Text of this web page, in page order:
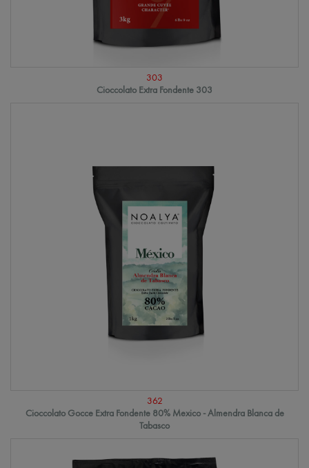
303
Cioccolato Extra Fondente 303
362
Cioccolato Gocce Extra Fondente 80% Mexico - Almendra Blanca de
Tabasco